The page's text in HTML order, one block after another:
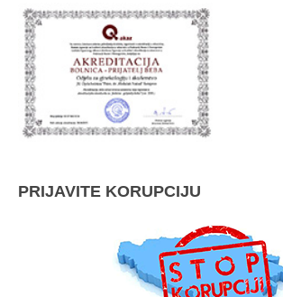
PRIJAVITE KORUPCIJU